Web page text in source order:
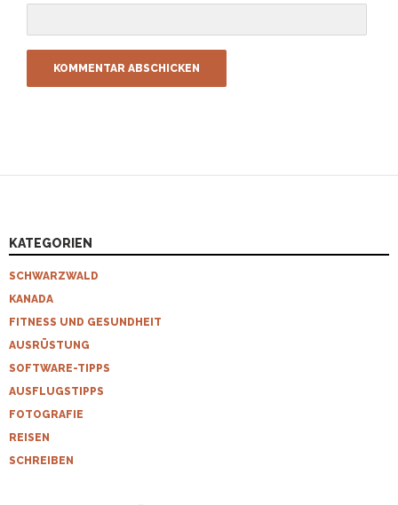
KATEGORIEN
SCHWARZWALD
KANADA
FITNESS UND GESUNDHEIT
AUSRÜSTUNG
SOFTWARE-TIPPS
AUSFLUGSTIPPS
FOTOGRAFIE
REISEN
SCHREIBEN